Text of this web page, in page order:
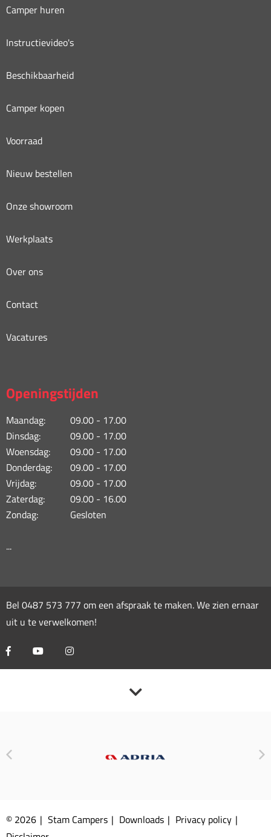
Camper huren
Instructievideo's
Beschikbaarheid
Camper kopen
Voorraad
Nieuw bestellen
Onze showroom
Werkplaats
Over ons
Contact
Vacatures
Openingstijden
Maandag:
09.00 - 17.00
Dinsdag:
09.00 - 17.00
Woensdag:
09.00 - 17.00
Donderdag:
09.00 - 17.00
Vrijdag:
09.00 - 17.00
Zaterdag:
09.00 - 16.00
Zondag:
Gesloten
...
Bel 0487 573 777 om een afspraak te maken. We zien ernaar
uit u te verwelkomen!
© 2026 Stam Campers Downloads
Privacy policy